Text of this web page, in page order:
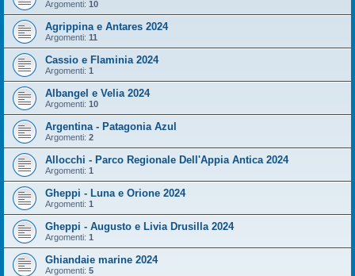
Argomenti: 10
Agrippina e Antares 2024
Argomenti: 11
Cassio e Flaminia 2024
Argomenti: 1
Albangel e Velia 2024
Argomenti: 10
Argentina - Patagonia Azul
Argomenti: 2
Allocchi - Parco Regionale Dell'Appia Antica 2024
Argomenti: 1
Gheppi - Luna e Orione 2024
Argomenti: 1
Gheppi - Augusto e Livia Drusilla 2024
Argomenti: 1
Ghiandaie marine 2024
Argomenti: 5